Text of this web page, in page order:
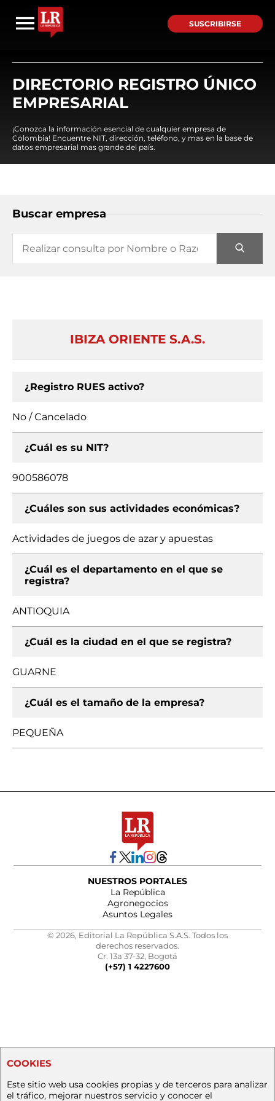
SUSCRIBIRSE
DIRECTORIO REGISTRO ÚNICO
EMPRESARIAL
¡Conozca la información esencial de cualquier empresa de
Colombia! Encuentre NIT, dirección, teléfono, y mas en la base de
datos empresarial mas grande del país.
Buscar empresa
IBIZA ORIENTE S.A.S.
¿Registro RUES activo?
No / Cancelado
¿Cuál es su NIT?
900586078
¿Cuáles son sus actividades económicas?
Actividades de juegos de azar y apuestas
¿Cuál es el departamento en el que se
registra?
ANTIOQUIA
¿Cuál es la ciudad en el que se registra?
GUARNE
¿Cuál es el tamaño de la empresa?
PEQUEÑA
NUESTROS PORTALES
La República
Agronegocios
Asuntos Legales
© 2026, Editorial La República S.A.S. Todos los
derechos reservados.
Cr. 13a 37-32, Bogotá
(+57) 1 4227600
COOKIES
Este sitio web usa cookies propias y de terceros para analizar
el tráfico, mejorar nuestros servicio y conocer el